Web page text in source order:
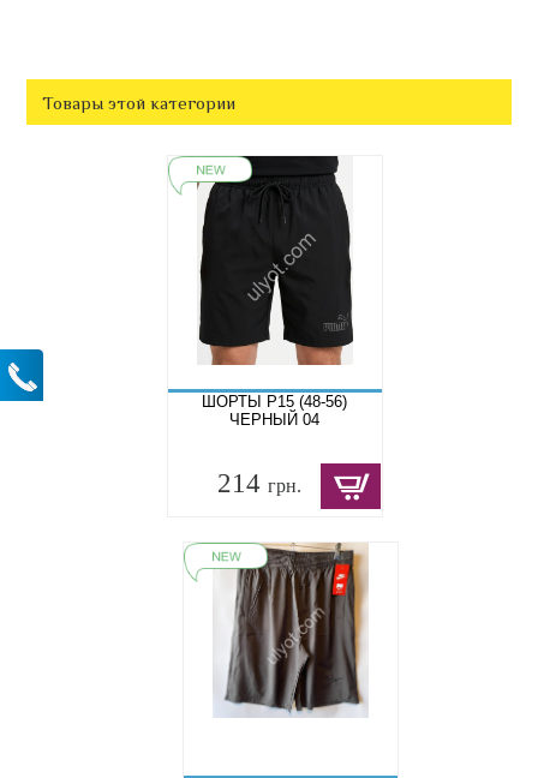
Товары этой категории
ШОРТЫ P15 (48-56)
ЧЕРНЫЙ 04
214 грн.